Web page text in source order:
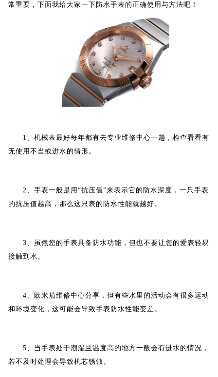
常重要，下面我给大家一下防水手表的正确使用与方法吧！
1、机械表最好每年都有去专业维修中心一趟，检查看看有
无使用不当或进水的情形。
2、手表一般是用“抗压值”来表示它的防水深度，一只手表
的抗压值越高，那么这只表的防水性能就越好。
3、虽然您的手表具备防水功能，但也不要让您的爱表轻易
接触到水。
4、欧米茄维修中心分享，但有些水里的活动会有很多运动
和环境变化，这可能会导致手表防水性能变差。
5、当手表处于潮湿且温度高的地方一般会有进水的情况，
若不及时处理会导致机芯锈蚀。